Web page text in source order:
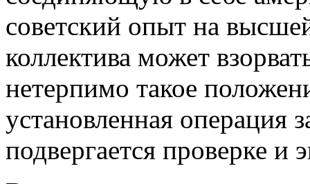
советский опыт на
коллектива может
нетерпимо такое
установленная операция
подвергается проверке и